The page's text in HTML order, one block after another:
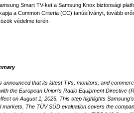
Smart TV-ket a Samsung Knox biztonsági
a Common Criteria (CC) tanúsítványt, tovább
védelme terén.
announced that its latest TVs, monitors, and
the European Union’s Radio Equipment Directive
on August 1, 2025. This step highlights
markets. The TÜV SÜD evaluation covers the